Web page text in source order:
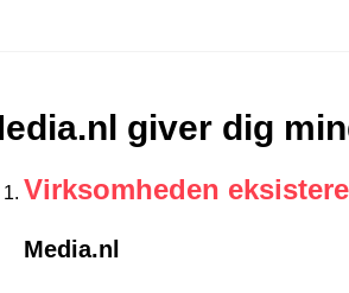
giver dig
Virksomheden
Media.nl